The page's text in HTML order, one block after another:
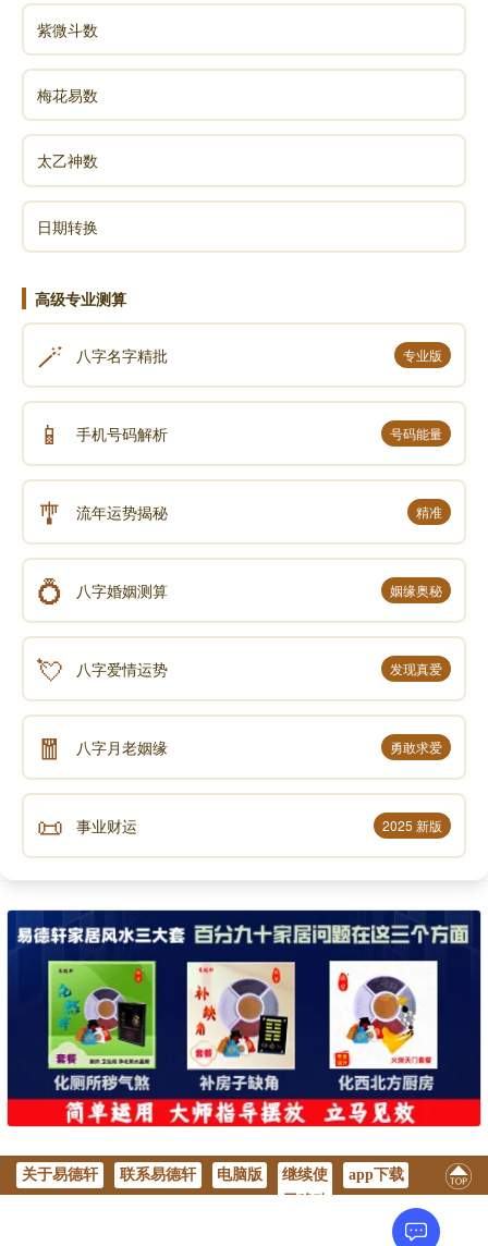
紫微斗数
梅花易数
太乙神数
日期转换
高级专业测算
🪄 八字名字精批 专业版
📱 手机号码解析 号码能量
🎐 流年运势揭秘 精准
💍 八字婚姻测算 姻缘奥秘
💘 八字爱情运势 发现真爱
🧧 八字月老姻缘 勇敢求爱
📜 事业财运 2025 新版
关于易德轩 联系易德轩 电脑版
继续使
app下载